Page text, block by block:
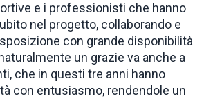
e i professionisti che hanno
nel progetto, collaborando e
con grande disponibilità
un grazie va anche a
che in questi tre anni hanno
con entusiasmo, rendendole un